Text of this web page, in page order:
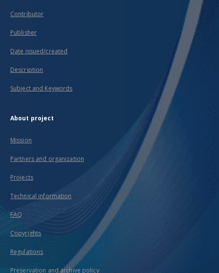
Contributor
Publisher
Date issued/created
Description
Subject and Keywords
About project
Mission
Partners and organization
Projects
Technical information
FAQ
Copyrights
Regulations
Preservation and archive policy